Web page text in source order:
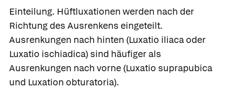
Einteilung. Hüftluxationen werden nach der
Richtung des Ausrenkens eingeteilt.
Ausrenkungen nach hinten (Luxatio iliaca oder
Luxatio ischiadica) sind häufiger als
Ausrenkungen nach vorne (Luxatio suprapubica
und Luxation obturatoria).